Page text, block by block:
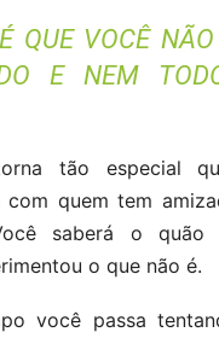
QUE VOCÊ
E NEM
tão especial
com quem tem
saberá o quão
o que não é.
você passa